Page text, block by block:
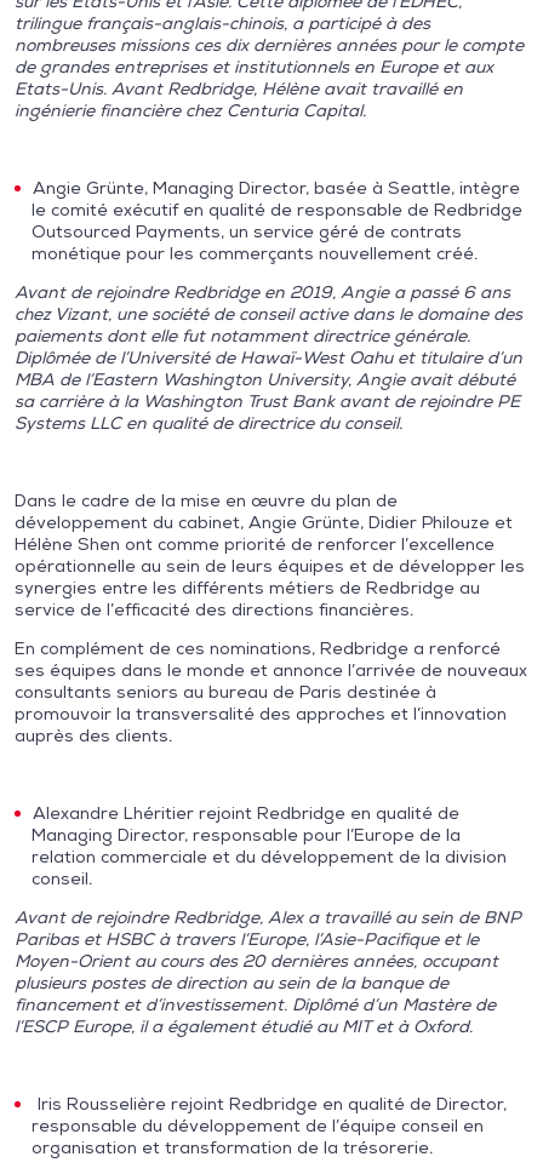
trilingue français-anglais-chinois, a participé à des
nombreuses missions ces dix dernières années pour le compte
de grandes entreprises et institutionnels en Europe et aux
Etats-Unis. Avant Redbridge, Hélène avait travaillé en
ingénierie financière chez Centuria Capital.
Angie Grünte, Managing Director, basée à Seattle, intègre
le comité exécutif en qualité de responsable de Redbridge
Outsourced Payments, un service géré de contrats
monétique pour les commerçants nouvellement créé.
Avant de rejoindre Redbridge en 2019, Angie a passé 6 ans
chez Vizant, une société de conseil active dans le domaine des
paiements dont elle fut notamment directrice générale.
Diplômée de l’Université de Hawaï-West Oahu et titulaire d’un
MBA de l’Eastern Washington University, Angie avait débuté
sa carrière à la Washington Trust Bank avant de rejoindre PE
Systems LLC en qualité de directrice du conseil.
Dans le cadre de la mise en œuvre du plan de
développement du cabinet, Angie Grünte, Didier Philouze et
Hélène Shen ont comme priorité de renforcer l’excellence
opérationnelle au sein de leurs équipes et de développer les
synergies entre les différents métiers de Redbridge au
service de l’efficacité des directions financières.
En complément de ces nominations, Redbridge a renforcé
ses équipes dans le monde et annonce l’arrivée de nouveaux
consultants seniors au bureau de Paris destinée à
promouvoir la transversalité des approches et l’innovation
auprès des clients.
Alexandre Lhéritier rejoint Redbridge en qualité de
Managing Director, responsable pour l’Europe de la
relation commerciale et du développement de la division
conseil.
Avant de rejoindre Redbridge, Alex a travaillé au sein de BNP
Paribas et HSBC à travers l’Europe, l’Asie-Pacifique et le
Moyen-Orient au cours des 20 dernières années, occupant
plusieurs postes de direction au sein de la banque de
financement et d’investissement. Diplômé d’un Mastère de
l’ESCP Europe, il a également étudié au MIT et à Oxford.
Iris Rousselière rejoint Redbridge en qualité de Director,
responsable du développement de l’équipe conseil en
organisation et transformation de la trésorerie.